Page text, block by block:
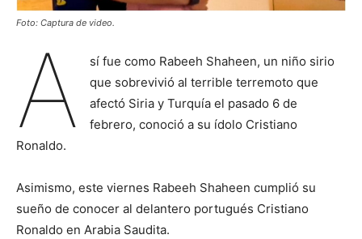
Foto: Captura de video.
A
sí fue como Rabeeh Shaheen, un niño sirio
que sobrevivió al terrible terremoto que
afectó Siria y Turquía el pasado 6 de
febrero, conoció a su ídolo Cristiano
Ronaldo.
Asimismo, este viernes Rabeeh Shaheen cumplió su
sueño de conocer al delantero portugués Cristiano
Ronaldo en Arabia Saudita.